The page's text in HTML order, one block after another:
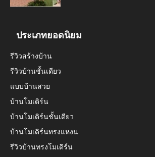
ประเภทยอดนิยม
รีวิวสร้างบ้าน
รีวิวบ้านชั้นเดียว
แบบบ้านสวย
บ้านโมเดิร์น
บ้านโมเดิร์นชั้นเดียว
บ้านโมเดิร์นทรงแหงน
รีวิวบ้านทรงโมเดิร์น